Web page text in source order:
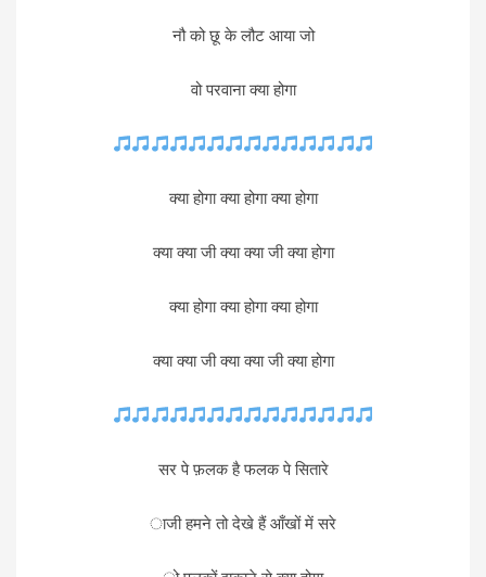
नौ को छू के लौट आया जो
वो परवाना क्या होगा
क्या होगा क्या होगा क्या होगा
क्या क्या जी क्या क्या जी क्या होगा
क्या होगा क्या होगा क्या होगा
क्या क्या जी क्या क्या जी क्या होगा
सर पे फ़लक है फलक पे सितारे
ाजी हमने तो देखे हैं आँखों में सरे